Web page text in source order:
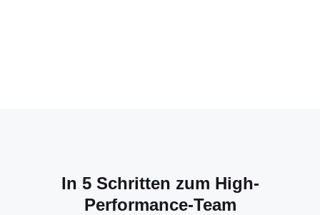
In 5 Schritten zum High-
Performance-Team